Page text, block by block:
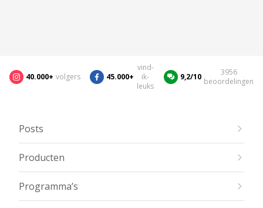
40.000+ volgers 45.000+
vind-
ik-
leuks
9,2/10
3956
beoordelingen
Posts
Producten
Programma’s